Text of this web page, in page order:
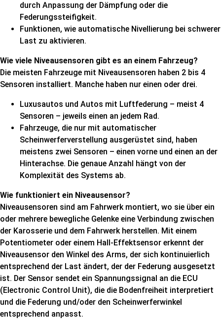
durch Anpassung der Dämpfung oder die
Federungssteifigkeit.
Funktionen, wie automatische Nivellierung bei schwerer
Last zu aktivieren.
Wie viele Niveausensoren gibt es an einem Fahrzeug?
Die meisten Fahrzeuge mit Niveausensoren haben 2 bis 4
Sensoren installiert. Manche haben nur einen oder drei.
Luxusautos und Autos mit Luftfederung – meist 4
Sensoren – jeweils einen an jedem Rad.
Fahrzeuge, die nur mit automatischer
Scheinwerferverstellung ausgerüstet sind, haben
meistens zwei Sensoren – einen vorne und einen an der
Hinterachse. Die genaue Anzahl hängt von der
Komplexität des Systems ab.
Wie funktioniert ein Niveausensor?
Niveausensoren sind am Fahrwerk montiert, wo sie über ein
oder mehrere bewegliche Gelenke eine Verbindung zwischen
der Karosserie und dem Fahrwerk herstellen. Mit einem
Potentiometer oder einem Hall-Effektsensor erkennt der
Niveausensor den Winkel des Arms, der sich kontinuierlich
entsprechend der Last ändert, der der Federung ausgesetzt
ist. Der Sensor sendet ein Spannungssignal an die ECU
(Electronic Control Unit), die die Bodenfreiheit interpretiert
und die Federung und/oder den Scheinwerferwinkel
entsprechend anpasst.